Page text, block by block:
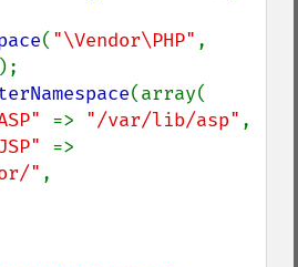
( "\Vendor\PHP"
(array(
=> "/var/lib/asp" ,
" ,